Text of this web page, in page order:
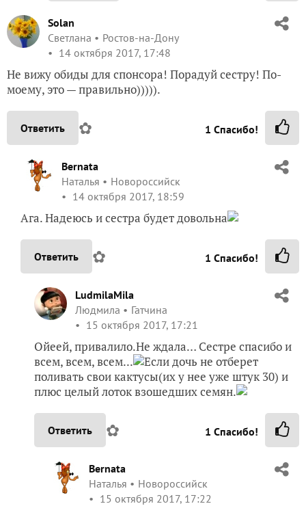
Solan
Светлана
Ростов-на-Дону
14 октября 2017, 17:48
Не вижу обиды для спонсора! Порадуй сестру! По-
моему, это — правильно))))).
Ответить ✿ 1 Спасибо!
Bernata
Наталья
Новороссийск
14 октября 2017, 18:59
Ага. Надеюсь и сестра будет довольна
Ответить ✿ 1 Спасибо!
LudmilaMila
Людмила
Гатчина
15 октября 2017, 17:21
Ойеей, привалило.Не ждала… Сестре спасибо и
всем, всем, всем...
Если дочь не отберет
поливать свои кактусы(их у нее уже штук 30) и
плюс целый лоток взошедших семян.
Ответить ✿ 1 Спасибо!
Bernata
Наталья
Новороссийск
15 октября 2017, 17:22